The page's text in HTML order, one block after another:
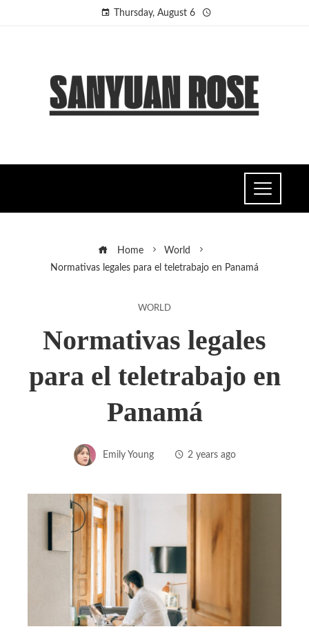
Thursday, August 6
Home
World
Normativas legales para el teletrabajo en Panamá
WORLD
Normativas legales
para el teletrabajo en
Panamá
Emily Young 2 years ago